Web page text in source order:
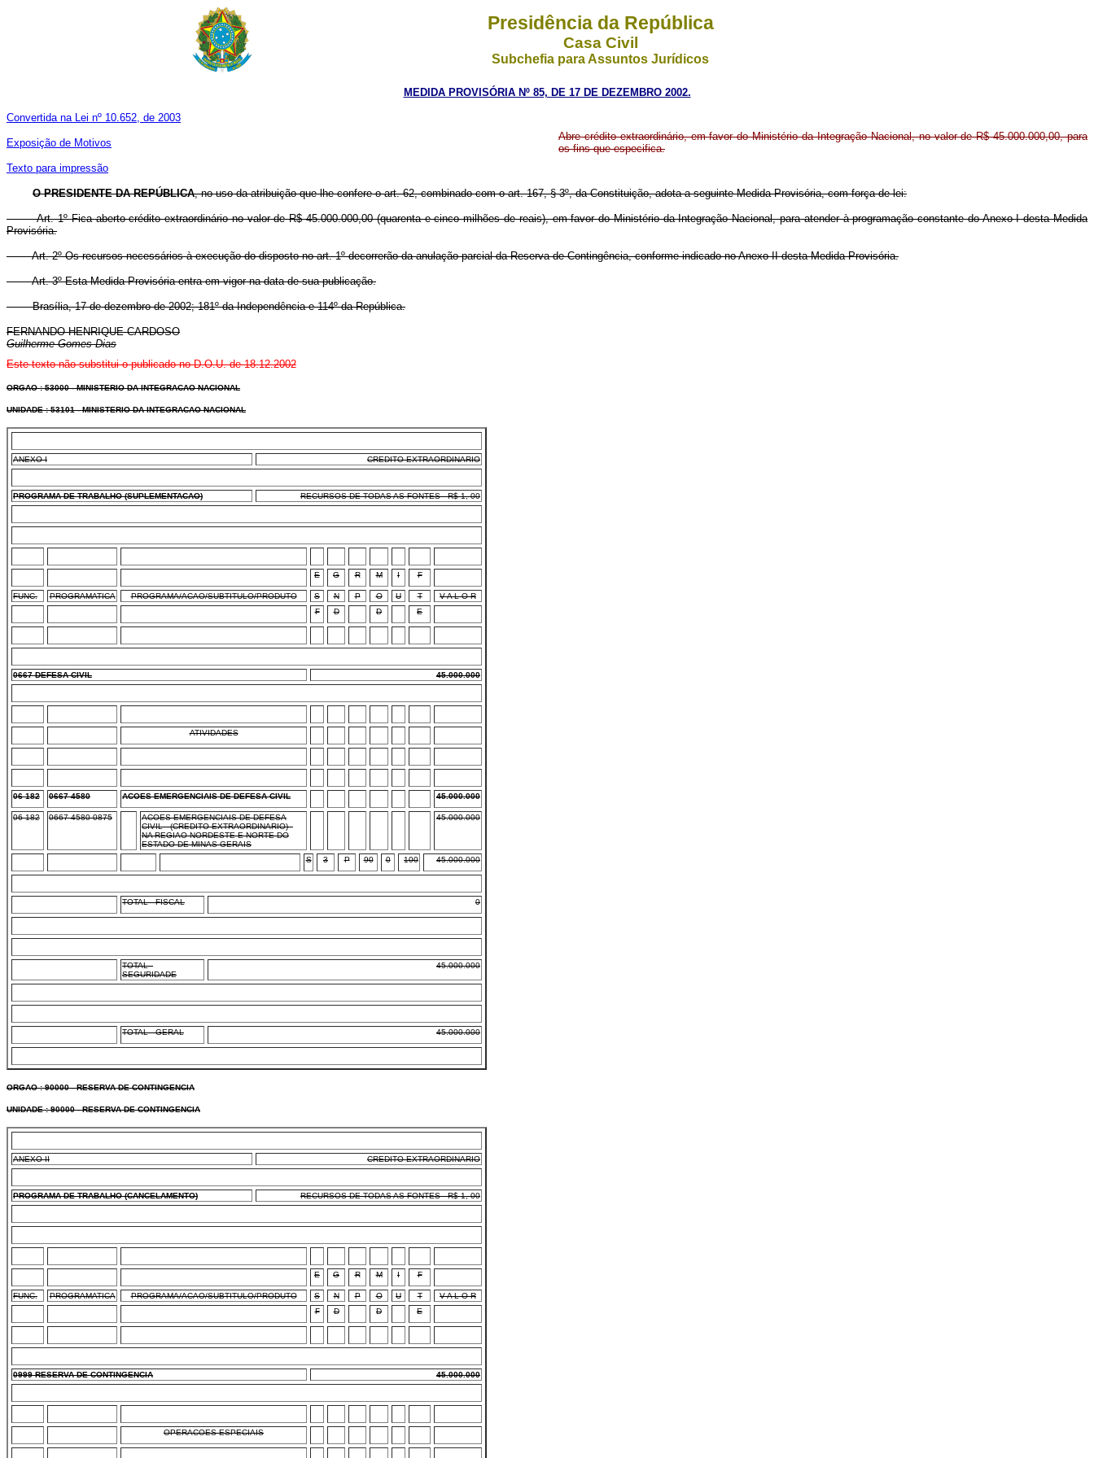
Presidência da República
Casa Civil
Subchefia para Assuntos Jurídicos
MEDIDA PROVISÓRIA Nº 85, DE 17 DE DEZEMBRO 2002.
Convertida na Lei nº 10.652, de 2003
Exposição de Motivos
Texto para impressão
Abre crédito extraordinário, em favor do Ministério da Integração Nacional, no valor de R$ 45.000.000,00, para
os fins que especifica.
O PRESIDENTE DA REPÚBLICA, no uso da atribuição que lhe confere o art. 62, combinado com o art. 167, § 3º, da Constituição, adota a seguinte Medida Provisória, com força de lei:
Art. 1º Fica aberto crédito extraordinário no valor de R$ 45.000.000,00 (quarenta e cinco milhões de reais), em favor do Ministério da Integração Nacional, para atender à programação constante do Anexo I desta Medida
Provisória.
Art. 2º Os recursos necessários à execução do disposto no art. 1º decorrerão da anulação parcial da Reserva de Contingência, conforme indicado no Anexo II desta Medida Provisória.
Art. 3º Esta Medida Provisória entra em vigor na data de sua publicação.
Brasília, 17 de dezembro de 2002; 181º da Independência e 114º da República.
FERNANDO HENRIQUE CARDOSO
Guilherme Gomes Dias
Este texto não substitui o publicado no D.O.U. de 18.12.2002
ORGAO : 53000 - MINISTERIO DA INTEGRACAO NACIONAL
UNIDADE : 53101 - MINISTERIO DA INTEGRACAO NACIONAL
ANEXO I CREDITO EXTRAORDINARIO
PROGRAMA DE TRABALHO (SUPLEMENTACAO) RECURSOS DE TODAS AS FONTES - R$ 1, 00
E G R M I F
FUNC. PROGRAMATICA PROGRAMA/ACAO/SUBTITULO/PRODUTO S N P O U T
V A L O R
F
D D E
0667 DEFESA CIVIL 45.000.000
ATIVIDADES
06 182 0667 4580 ACOES EMERGENCIAIS DE DEFESA CIVIL 45.000.000
06 182 0667 4580 0875
ACOES EMERGENCIAIS DE DEFESA
CIVIL - (CREDITO EXTRAORDINARIO) -
NA REGIAO NORDESTE E NORTE DO
ESTADO DE MINAS GERAIS
45.000.000
S 3 P 90 0 100 45.000.000
TOTAL - FISCAL 0
TOTAL -
SEGURIDADE
45.000.000
TOTAL - GERAL 45.000.000
ORGAO : 90000 - RESERVA DE CONTINGENCIA
UNIDADE : 90000 - RESERVA DE CONTINGENCIA
ANEXO II CREDITO EXTRAORDINARIO
PROGRAMA DE TRABALHO (CANCELAMENTO) RECURSOS DE TODAS AS FONTES - R$ 1, 00
E G R M I F
FUNC. PROGRAMATICA PROGRAMA/ACAO/SUBTITULO/PRODUTO S N P O U T
V A L O R
F
D D E
0999 RESERVA DE CONTINGENCIA 45.000.000
OPERACOES ESPECIAIS